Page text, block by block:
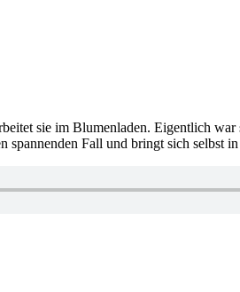
sie im Blumenladen. Eigentlich war
spannenden Fall und bringt sich selbst